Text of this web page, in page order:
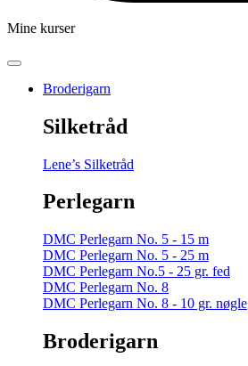
Mine kurser
Broderigarn
Silketråd
Lene’s Silketråd
Perlegarn
DMC Perlegarn No. 5 - 15 m
DMC Perlegarn No. 5 - 25 m
DMC Perlegarn No.5 - 25 gr. fed
DMC Perlegarn No. 8
DMC Perlegarn No. 8 - 10 gr. nøgle
Broderigarn